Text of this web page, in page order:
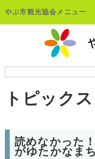
やぶ市観光協会メニュー
トピックス
読めなかった
がゆたかなま